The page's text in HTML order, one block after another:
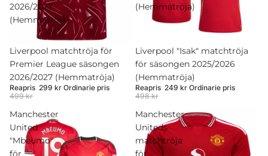
2026/2027
(Hemmatröja)
Rea
Liverpool matchtröja för
Premier League säsongen
2026/2027 (Hemmatröja)
Reapris 299 kr Ordinarie pris
499 kr
(Hemmatröja)
Rea
Liverpool "Isak" matchtröja
för säsongen 2025/2026
(Hemmatröja)
Reapris 249 kr Ordinarie pris
498 kr
Manchester
United
"Mbeumo"
för
Manchester
Uniteds
matchtröja
för